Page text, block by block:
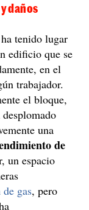
daños
tenido lugar
edificio que se
en el
trabajador.
el bloque,
una
de
un espacio
gas, pero